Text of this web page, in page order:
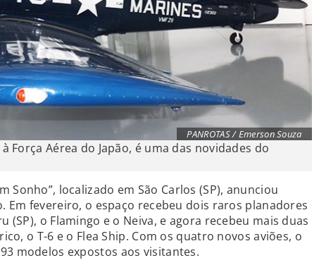
PANROTAS / Emerson Souza
Força Aérea do Japão, é uma das novidades do
Sonho”, localizado em São Carlos (SP), anunciou
Em fevereiro, o espaço recebeu dois raros planadores
(SP), o Flamingo e o Neiva, e agora recebeu mais duas
o T-6 e o Flea Ship. Com os quatro novos aviões, o
modelos expostos aos visitantes.